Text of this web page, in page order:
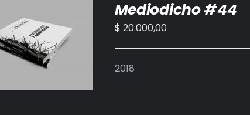
AL CARRITO
DETALLES
Mediodicho #44
$ 20.000,00
2018